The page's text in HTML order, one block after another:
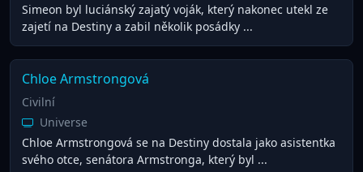
Simeon byl luciánský zajatý voják, který nakonec utekl ze
zajetí na Destiny a zabil několik posádky ...
Chloe Armstrongová
Civilní
Universe
Chloe Armstrongová se na Destiny dostala jako asistentka
svého otce, senátora Armstronga, který byl ...